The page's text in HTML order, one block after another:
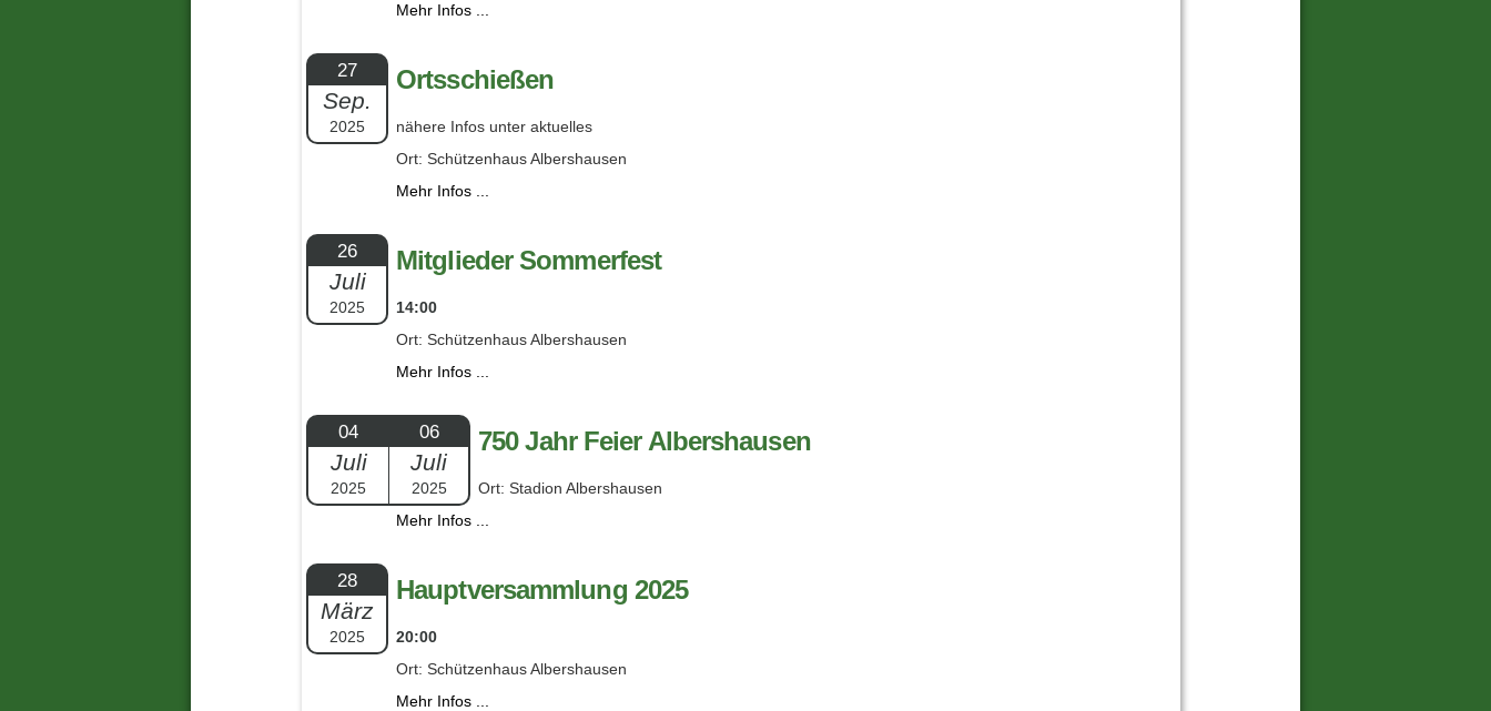
Mehr Infos ...
27
Sep.
2025
Ortsschießen
nähere Infos unter aktuelles
Ort: Schützenhaus Albershausen
Mehr Infos ...
26
Juli
2025
Mitglieder Sommerfest
14:00
Ort: Schützenhaus Albershausen
Mehr Infos ...
04
Juli
2025
06
Juli
2025
750 Jahr Feier Albershausen
Ort: Stadion Albershausen
Mehr Infos ...
28
März
2025
Hauptversammlung 2025
20:00
Ort: Schützenhaus Albershausen
Mehr Infos ...